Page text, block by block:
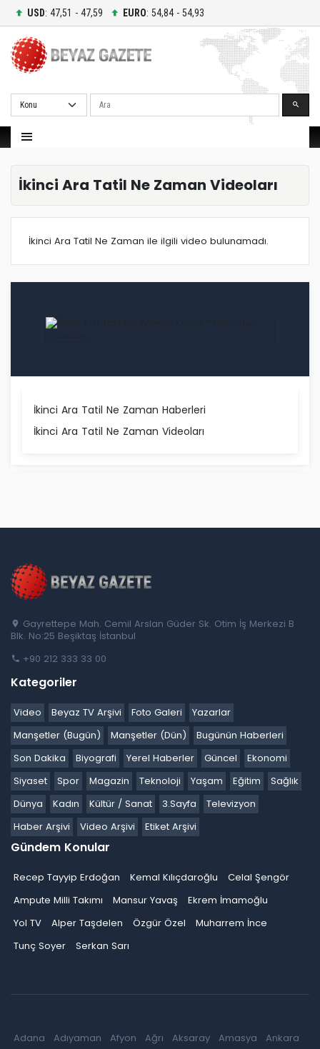
USD: 47,51 - 47,59 EURO: 54,84 - 54,93
Ara
İkinci Ara Tatil Ne Zaman Videoları
İkinci Ara Tatil Ne Zaman ile ilgili video bulunamadı.
İkinci Ara Tatil Ne Zaman Haberleri
İkinci Ara Tatil Ne Zaman Videoları
Gayrettepe Mah. Cemil Arslan Güder Sk. Otim İş Merkezi B
Blk. No:25 Beşiktaş İstanbul
+90 212 333 33 00
Kategoriler
Video Beyaz TV Arşivi Foto Galeri
Yazarlar
Manşetler (Bugün)
Manşetler (Dün)
Bugünün Haberleri
Son Dakika
Biyografi Yerel Haberler Güncel
Ekonomi
Siyaset
Spor Magazin Teknoloji Yaşam Eğitim
Sağlık
Dünya
Kadın Kültür / Sanat 3.Sayfa
Televizyon
Haber Arşivi
Video Arşivi Etiket Arşivi
Gündem Konular
Recep Tayyip Erdoğan Kemal Kılıçdaroğlu
Celal Şengör
Ampute Milli Takımı
Mansur Yavaş
Ekrem İmamoğlu
Yol TV
Alper Taşdelen Özgür Özel
Muharrem İnce
Tunç Soyer
Serkan Sarı
Adana Adıyaman Afyon Ağrı Aksaray Amasya
Ankara